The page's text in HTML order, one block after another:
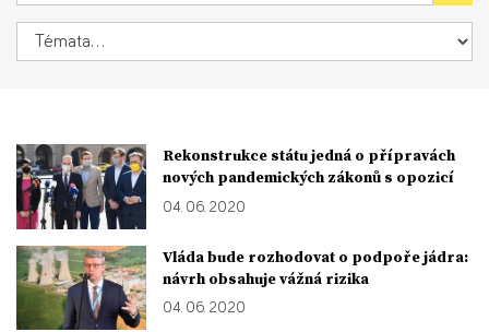
Rekonstrukce státu jedná o přípravách
nových pandemických zákonů s opozicí
04. 06. 2020
Vláda bude rozhodovat o podpoře jádra:
návrh obsahuje vážná rizika
04. 06. 2020